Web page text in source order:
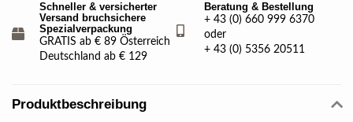
Schneller & versicherter
Versand bruchsichere
Spezialverpackung
GRATIS ab € 89 Österreich
Deutschland ab € 129
Beratung & Bestellung
+ 43 (0) 660 999 6370
oder
+ 43 (0) 5356 20511
Produktbeschreibung